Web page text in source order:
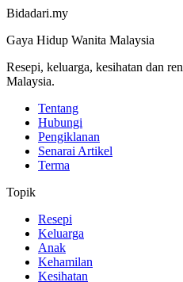
Bidadari.my
Gaya Hidup Wanita Malaysia
Resepi, keluarga, kesihatan dan
Malaysia.
Tentang
Hubungi
Pengiklanan
Senarai Artikel
Terma
Topik
Resepi
Keluarga
Anak
Kehamilan
Kesihatan